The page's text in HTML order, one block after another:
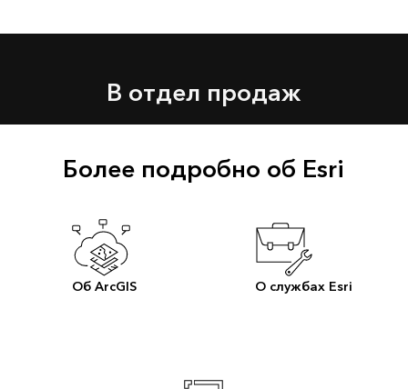
В отдел продаж
Более подробно об Esri
Об ArcGIS О службах Esri